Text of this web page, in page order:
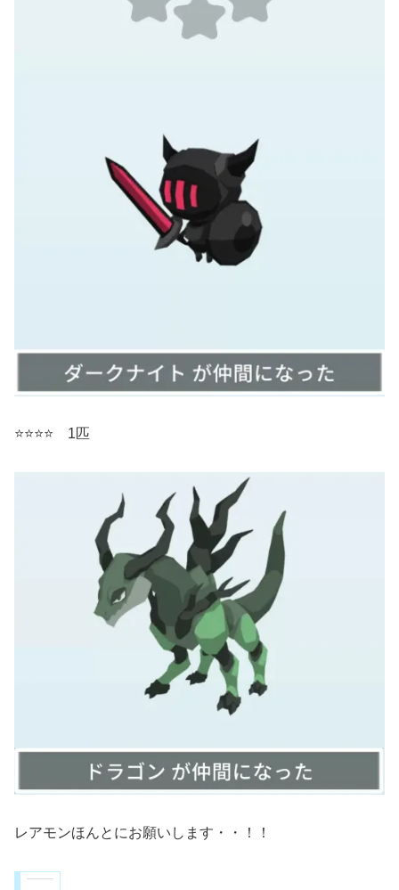
⭐️⭐️⭐️⭐️ 1匹
レアモンほんとにお願いします・・！！